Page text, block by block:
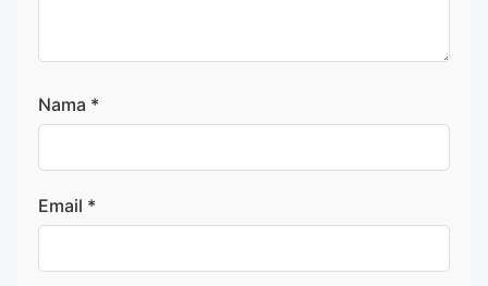
Nama *
Email *